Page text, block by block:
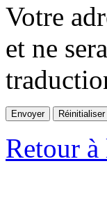
Votre
et ne
Retour à